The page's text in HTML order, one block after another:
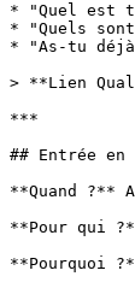
* "Quel est
* "Quels
* "As-tu
> **Lien
***
## Entrée
**Quand ?**
**Pour qui
**Pourquoi